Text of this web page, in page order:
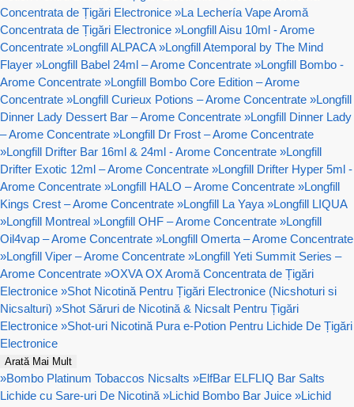
Concentrata de Țigări Electronice »La Lechería Vape Aromă
Concentrata de Țigări Electronice »Longfill Aisu 10ml - Arome
Concentrate »Longfill ALPACA »Longfill Atemporal by The Mind
Flayer »Longfill Babel 24ml – Arome Concentrate »Longfill Bombo -
Arome Concentrate »Longfill Bombo Core Edition – Arome
Concentrate »Longfill Curieux Potions – Arome Concentrate »Longfill
Dinner Lady Dessert Bar – Arome Concentrate »Longfill Dinner Lady
– Arome Concentrate »Longfill Dr Frost – Arome Concentrate
»Longfill Drifter Bar 16ml & 24ml - Arome Concentrate »Longfill
Drifter Exotic 12ml – Arome Concentrate »Longfill Drifter Hyper 5ml -
Arome Concentrate »Longfill HALO – Arome Concentrate »Longfill
Kings Crest – Arome Concentrate »Longfill La Yaya »Longfill LIQUA
»Longfill Montreal »Longfill OHF – Arome Concentrate »Longfill
Oil4vap – Arome Concentrate »Longfill Omerta – Arome Concentrate
»Longfill Viper – Arome Concentrate »Longfill Yeti Summit Series –
Arome Concentrate »OXVA OX Aromă Concentrata de Țigări
Electronice »Shot Nicotină Pentru Țigări Electronice (Nicshoturi si
Nicsalturi) »Shot Săruri de Nicotină & Nicsalt Pentru Țigări
Electronice »Shot-uri Nicotină Pura e-Potion Pentru Lichide De Țigări
Electronice
Arată Mai Mult
»Bombo Platinum Tobaccos Nicsalts »ElfBar ELFLIQ Bar Salts
Lichide cu Sare-uri De Nicotină »Lichid Bombo Bar Juice »Lichid